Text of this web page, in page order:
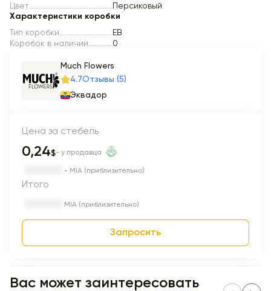
Цвет
Персиковый
Характеристики коробки
Тип коробки
EB
Коробок в наличии
0
Much Flowers
4.7Отзывы (5)
Эквадор
Цена за стебель
0,24$- у продавца
- MIA (приблизительно)
Итого
MIA (приблизительно)
Запросить
Вас может заинтересовать